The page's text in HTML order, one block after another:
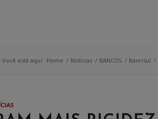
Você está aqui: Home / Notícias / BANCOS / Banrisul /